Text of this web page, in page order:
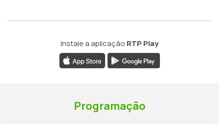
Instale a aplicação RTP Play
Programação